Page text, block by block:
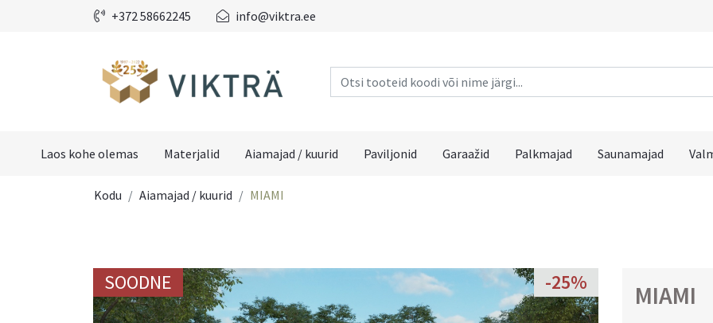
+372 58662245 info@viktra.ee
Laos kohe olemas Materjalid Aiamajad / kuurid Paviljonid Garaažid Palkmajad Saunamajad
Kodu Aiamajad / kuurid MIAMI
SOODNE -25% MIAMI